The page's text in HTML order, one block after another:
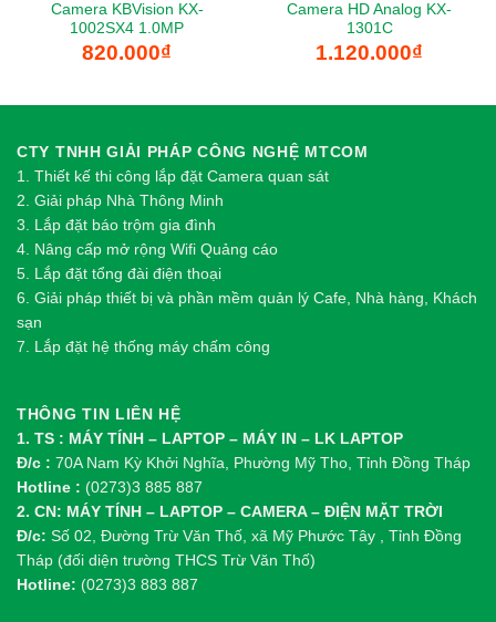
Camera KBVision KX-
1002SX4 1.0MP
820.000₫
Camera HD Analog KX-
1301C
1.120.000₫
CTY TNHH GIẢI PHÁP CÔNG NGHỆ MTCOM
1. Thiết kế thi công lắp đặt Camera quan sát
2. Giải pháp Nhà Thông Minh
3. Lắp đặt báo trộm gia đình
4. Nâng cấp mở rộng Wifi Quảng cáo
5. Lắp đặt tổng đài điện thoại
6. Giải pháp thiết bị và phần mềm quản lý Cafe, Nhà hàng, Khách
sạn
7. Lắp đặt hệ thống máy chấm công
THÔNG TIN LIÊN HỆ
1. TS : MÁY TÍNH – LAPTOP – MÁY IN – LK LAPTOP
Đ/c : 70A Nam Kỳ Khởi Nghĩa, Phường Mỹ Tho, Tỉnh Đồng Tháp
Hotline : (0273)3 885 887
2. CN: MÁY TÍNH – LAPTOP – CAMERA – ĐIỆN MẶT TRỜI
Đ/c: Số 02, Đường Trừ Văn Thố, xã Mỹ Phước Tây , Tỉnh Đồng
Tháp (đối diện trường THCS Trừ Văn Thố)
Hotline: (0273)3 883 887